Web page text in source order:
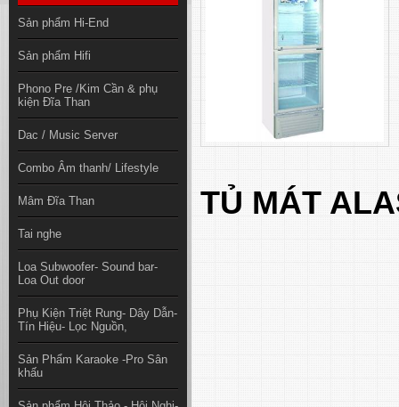
Sản phẩm Hi-End
Sản phẩm Hifi
Phono Pre /Kim Cần & phụ
kiện Đĩa Than
Dac / Music Server
Combo Âm thanh/ Lifestyle
Mâm Đĩa Than
Tai nghe
Loa Subwoofer- Sound bar-
Loa Out door
Phụ Kiện Triệt Rung- Dây Dẫn-
Tín Hiệu- Lọc Nguồn,
Sản Phẩm Karaoke -Pro Sân
khấu
TỦ MÁT